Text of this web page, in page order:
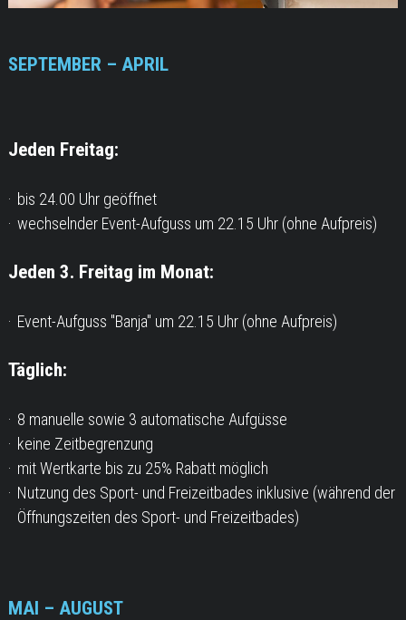
SEPTEMBER – APRIL
Jeden Freitag:
bis 24.00 Uhr geöffnet
wechselnder Event-Aufguss um 22.15 Uhr (ohne Aufpreis)
Jeden 3. Freitag im Monat:
Event-Aufguss "Banja" um 22.15 Uhr (ohne Aufpreis)
Täglich:
8 manuelle sowie 3 automatische Aufgüsse
keine Zeitbegrenzung
mit Wertkarte bis zu 25% Rabatt möglich
Nutzung des Sport- und Freizeitbades inklusive (während der
Öffnungszeiten des Sport- und Freizeitbades)
MAI – AUGUST